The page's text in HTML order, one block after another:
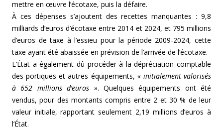
mettre en œuvre l’écotaxe, puis la défaire.
À ces dépenses s’ajoutent des recettes manquantes : 9,8
milliards d’euros d’écotaxe entre 2014 et 2024, et 795 millions
d’euros de taxe à l’essieu pour la période 2009-2024, cette
taxe ayant été abaissée en prévision de l’arrivée de l’écotaxe.
L’État a également dû procéder à la dépréciation comptable
des portiques et autres équipements, « initialement valorisés
à 652 millions d’euros ». Quelques équipements ont été
vendus, pour des montants compris entre 2 et 30 % de leur
valeur initiale, rapportant seulement 2,19 millions d’euros à
l’État.